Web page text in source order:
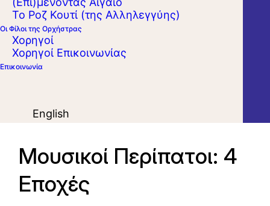
Το Ροζ Κουτί (της Αλληλεγγύης)
Οι Φίλοι της Ορχήστρας
Χορηγοί
Χορηγοί Επικοινωνίας
Επικοινωνία
English
Μουσικοί Περίπατοι: 4
Εποχές